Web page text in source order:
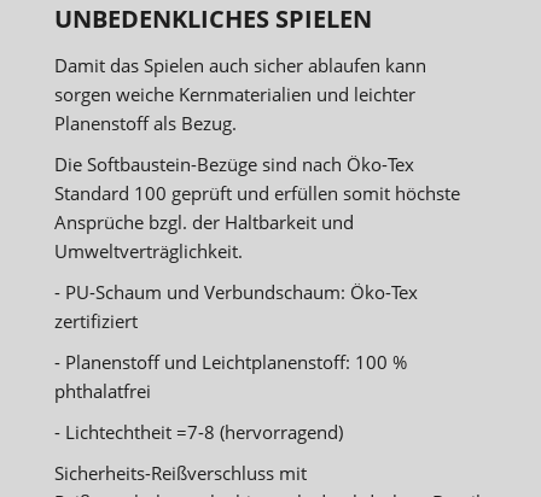
UNBEDENKLICHES SPIELEN
Damit das Spielen auch sicher ablaufen kann
sorgen weiche Kernmaterialien und leichter
Planenstoff als Bezug.
Die Softbaustein-Bezüge sind nach Öko-Tex
Standard 100 geprüft und erfüllen somit höchste
Ansprüche bzgl. der Haltbarkeit und
Umweltverträglichkeit.
- PU-Schaum und Verbundschaum: Öko-Tex
zertifiziert
- Planenstoff und Leichtplanenstoff: 100 %
phthalatfrei
- Lichtechtheit =7-8 (hervorragend)
Sicherheits-Reißverschluss mit